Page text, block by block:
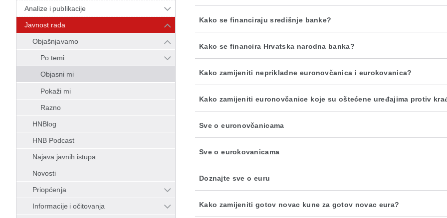
Analize i publikacije
Javnost rada
Objašnjavamo
Po temi
Objasni mi
Pokaži mi
Razno
HNBlog
HNB Podcast
Najava javnih istupa
Novosti
Priopćenja
Informacije i očitovanja
Kako se financiraju središnje banke?
Kako se financira Hrvatska narodna banka?
Kako zamijeniti neprikladne euronovčanica i eurokovanica?
Kako zamijeniti euronovčanice koje su oštećene uređajima protiv
Sve o euronovčanicama
Sve o eurokovanicama
Doznajte sve o euru
Kako zamijeniti gotov novac kune za gotov novac eura?